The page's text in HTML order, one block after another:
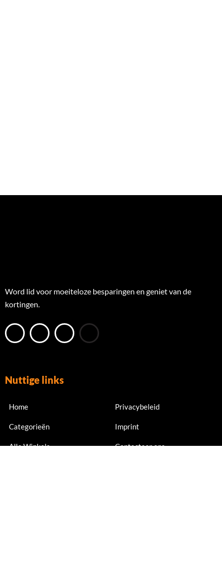
Word lid voor moeiteloze besparingen en geniet van de
kortingen.
Nuttige links
Home
Categorieën
Alle Winkels
Privacybeleid
Imprint
Contacteer ons